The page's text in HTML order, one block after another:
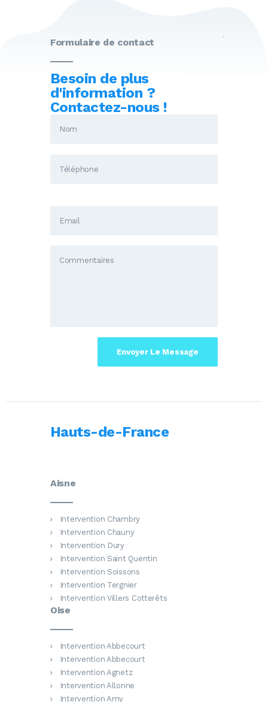
Formulaire de contact
Besoin de plus
d'information ?
Contactez-nous !
Hauts-de-France
Aisne
Intervention Chambry
Intervention Chauny
Intervention Dury
Intervention Saint Quentin
Intervention Soissons
Intervention Tergnier
Intervention Villers Cotterêts
Oise
Intervention Abbecourt
Intervention Abbecourt
Intervention Agnetz
Intervention Allonne
Intervention Amy